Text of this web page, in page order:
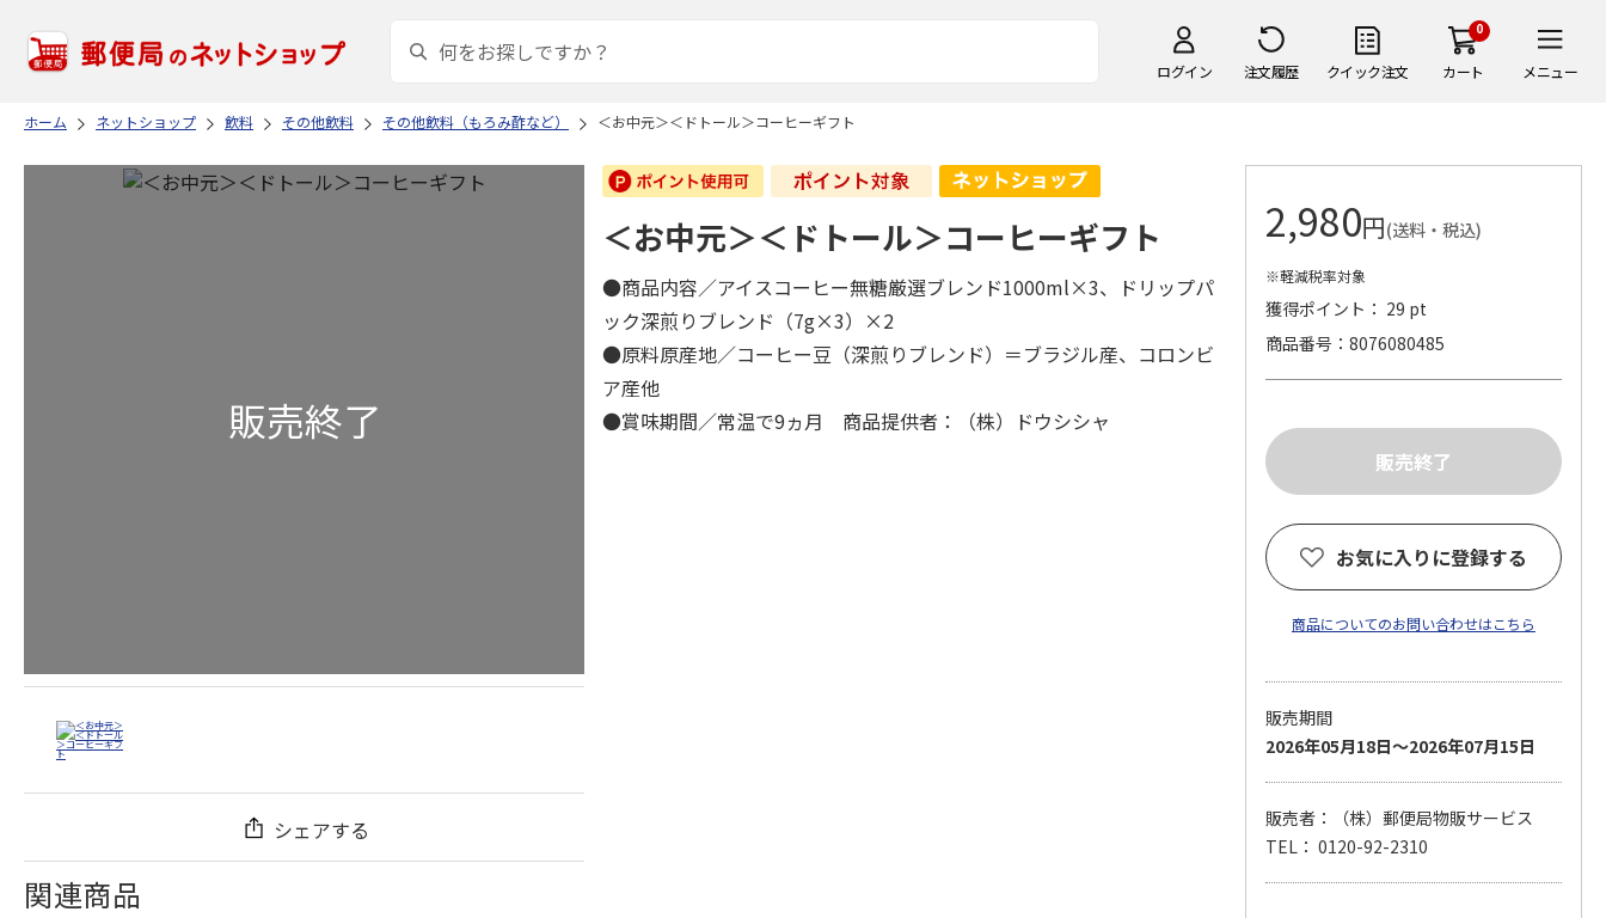
ログイン 注文履歴 クイック注文
0
カート メニュー
ホーム ネットショップ 飲料 その他飲料 その他飲料（もろみ酢など） ＜お中元＞＜ドトール＞コーヒーギフト
シェアする
関連商品
＜お中元＞＜ドトール＞コーヒーギフト
●商品内容／アイスコーヒー無糖厳選ブレンド1000ml×3、ドリップパ
ック深煎りブレンド（7g×3）×2
●原料原産地／コーヒー豆（深煎りブレンド）＝ブラジル産、コロンビ
ア産他
●賞味期間／常温で9ヵ月 商品提供者：（株）ドウシシャ
2,980円(送料・税込)
※軽減税率対象
獲得ポイント： 29 pt
商品番号
8076080485
お気に入りに登録する
商品についてのお問い合わせはこちら
販売期間
2026年05月18日～2026年07月15日
販売者：（株）郵便局物販サービス
TEL： 0120-92-2310